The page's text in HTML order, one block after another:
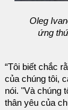
Oleg
ứng
“Tôi biết chắc
của chúng tôi,
nói. "Và chúng
thân yêu của